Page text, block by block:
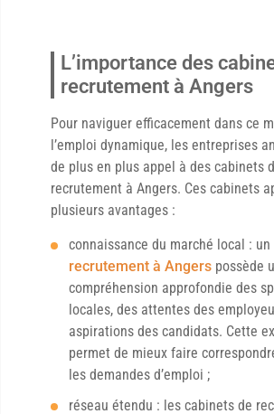
L’importance des
recrutement à Angers
Pour naviguer efficacement dans ce
l’emploi dynamique, les entreprises
de plus en plus appel à des cabinets
recrutement à Angers. Ces cabinets
plusieurs avantages :
connaissance du marché local : un
recrutement à Angers possède
compréhension approfondie des
locales, des attentes des
aspirations des candidats. Cette
permet de mieux faire
les demandes d’emploi ;
réseau étendu : les cabinets de